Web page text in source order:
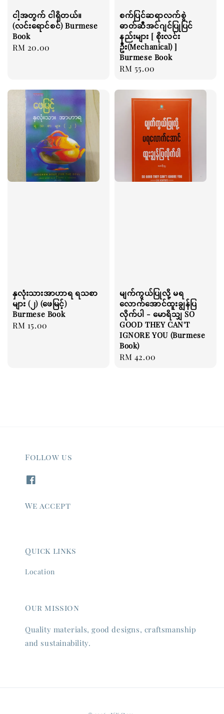
ငါ့အတွက် ငါရှိတယ်။
(လင်းရောင်စင်) Burmese
Book
Regular
RM 20.00
စက်ပြင်ဆရာလက်စွဲ
ဓာတ်ဆီအင်ဂျင်ပြုပြင်
နည်းများ [ စိုးလင်း
ဦး(Mechanical) ]
Burmese Book
Regular
RM 55.00
နှလုံးသားအာဟာရ ရသစာ
များ (၂) (ဖေမြင့်)
Burmese Book
Regular
RM 15.00
မျက်ကွယ်ပြုလို့ မရ
လောက်အောင်ထူးချွန်ပြ
လိုက်ပါ - မောရိသျှ SO
GOOD THEY CAN'T
IGNORE YOU (Burmese
Book)
Regular
RM 42.00
Follow us
We accept
Quick links
Location
Our mission
Quality materials, good designs, craftsmanship
and sustainability.